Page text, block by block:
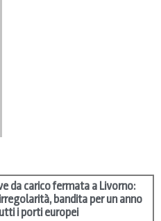
da carico fermata a Livorno:
bandita per un anno
i porti europei